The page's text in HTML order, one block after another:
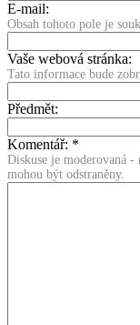
E-mail:
Obsah tohoto pole je
Vaše webová stránka:
Tato informace bude
Předmět:
Komentář: *
Diskuse je moderovaná -
mohou být odstraněny.